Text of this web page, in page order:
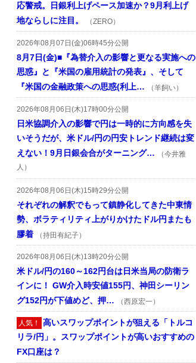
応警戒。日銀利上げペース加速か？9月利上げ
地ならしに注目。
（ZERO）
2026年08月07日(金)06時45分公開
8月7日(金)■『為替介入の影響と更なる実施への
思惑』と『米国の雇用統計の発表』、そして
『米国の金融政策への思惑(利上…
（羊飼い）
2026年08月06日(木)17時00分公開
日米協調介入の影響で円は一時的に方向感を失
いそうだが、米ドル/円の円安トレンド継続は変
えない！9月日銀会合がターニング…
（今井雅
人）
2026年08月06日(木)15時29分公開
それぞれの解釈でもって鎮静化してきた中東情
勢、ボラティリティ上がりかけたドル円またも
膠着
（持田有紀子）
2026年08月06日(木)13時20分公開
米ドル/円の160～162円台は日米当局の防衛ラ
インに！ GW介入時安値155円、神田シーリン
グ152円が下値めど、押…
（西原宏一）
人気！ 高いスワップポイントが狙える「トルコ
リラ/円」。スワップポイントが高いおすすめの
FX口座は？